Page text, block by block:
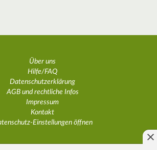
Über uns
Hilfe/FAQ
Datenschutzerklärung
AGB und rechtliche Infos
Impressum
Kontakt
Einstellungen öffnen